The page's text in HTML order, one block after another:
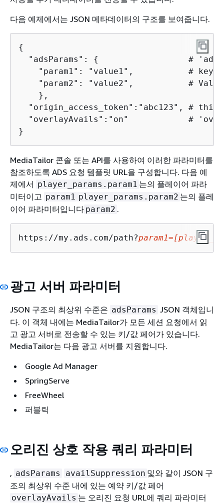
다음 예제에서는 JSON 메타데이터의 구조를 보여줍니다.
{
  "adsParams":
{
#
"param1": "value1",           # key
"param2": "value2",           #
    },
"origin_access_token":"abc123", #
"overlayAvails":"on"            #
}
MediaTailor 콘솔 또는 API를 사용하여 이러한 파라미터를
참조하도록 ADS 요청 템플릿 URL을 구성합니다. 다음 예
제에서 player_params.param1 는의 플레이어 파라
미터이고 param1 player_params.param2 는의 플레
이어 파라미터입니다 param2 .
https://my.ads.com/path?
광고 서버 파라미터
JSON 구조의 최상위 수준은 adsParams JSON 객체입니
다. 이 객체 내에는 MediaTailor가 모든 세션 요청에서 읽
고 광고 서버로 전송할 수 있는 키/값 페어가 있습니다.
MediaTailor는 다음 광고 서버를 지원합니다.
Google Ad Manager
SpringServe
FreeWheel
퍼블릭
오리진 상호 작용 쿼리 파라미터
, adsParams availSuppression 및와 같이 JSON 구
조의 최상위 수준 내에 있는 예약 키/값 페어
overlayAvails 는 오리진 요청 URL에 쿼리 파라미터